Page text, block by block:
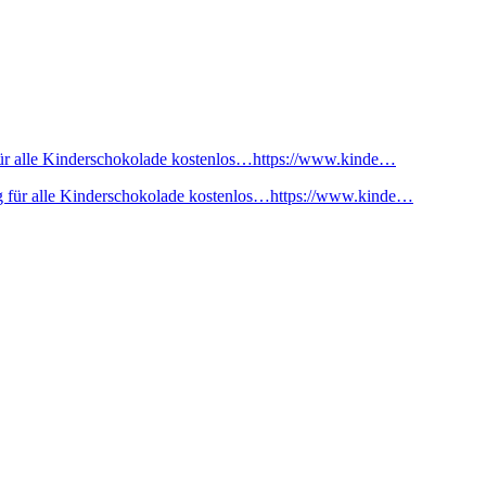
alle Kinderschokolade kostenlos…https://www.kinde…
für alle Kinderschokolade kostenlos…https://www.kinde…